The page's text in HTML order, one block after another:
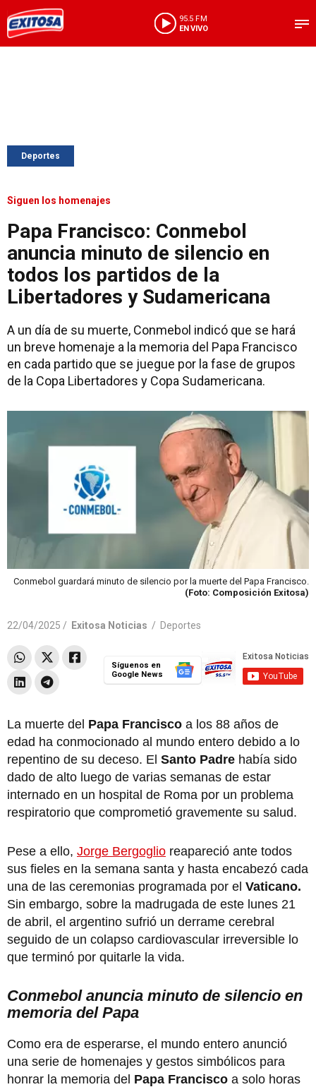
95.5 FM
EN VIVO
Deportes
Siguen los homenajes
Papa Francisco: Conmebol
anuncia minuto de silencio en
todos los partidos de la
Libertadores y Sudamericana
A un día de su muerte, Conmebol indicó que se hará
un breve homenaje a la memoria del Papa Francisco
en cada partido que se juegue por la fase de grupos
de la Copa Libertadores y Copa Sudamericana.
Conmebol guardará minuto de silencio por la muerte del Papa Francisco.
(Foto: Composición Exitosa)
22/04/2025 / Exitosa Noticias / Deportes
Síguenos en
Google News
La muerte del Papa Francisco a los 88 años de
edad ha conmocionado al mundo entero debido a lo
repentino de su deceso. El Santo Padre había sido
dado de alto luego de varias semanas de estar
internado en un hospital de Roma por un problema
respiratorio que comprometió gravemente su salud.
Pese a ello, Jorge Bergoglio reapareció ante todos
sus fieles en la semana santa y hasta encabezó cada
una de las ceremonias programada por el Vaticano.
Sin embargo, sobre la madrugada de este lunes 21
de abril, el argentino sufrió un derrame cerebral
seguido de un colapso cardiovascular irreversible lo
que terminó por quitarle la vida.
Conmebol anuncia minuto de silencio en
memoria del Papa
Como era de esperarse, el mundo entero anunció
una serie de homenajes y gestos simbólicos para
honrar la memoria del Papa Francisco a solo horas